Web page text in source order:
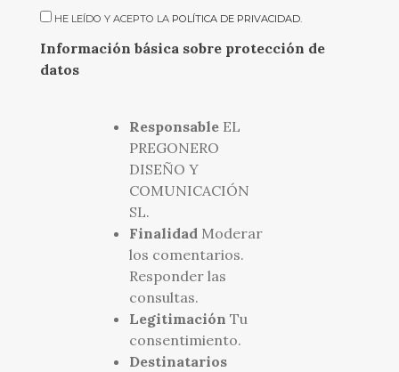
HE LEÍDO Y ACEPTO LA POLÍTICA DE PRIVACIDAD.
Información básica sobre protección de
datos
ResponsableEL
PREGONERO
DISEÑO Y
COMUNICACIÓN
SL.
FinalidadModerar
los comentarios.
Responder las
consultas.
Legitimación Tu
consentimiento.
Destinatarios